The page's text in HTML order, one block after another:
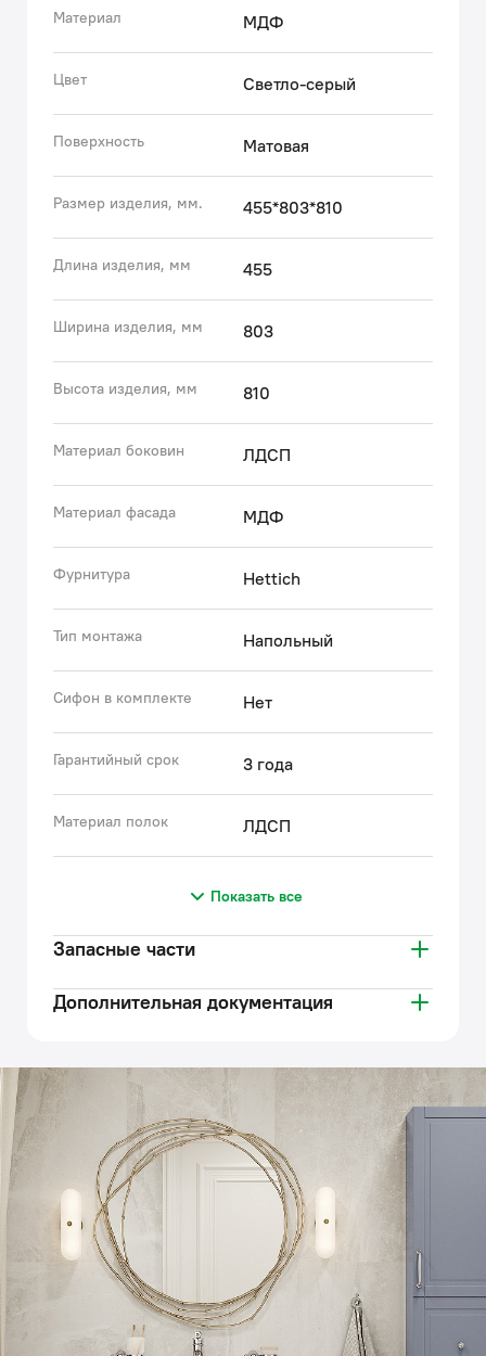
смесителей IDDIS® и смесителей в стиле ретро.
гармоничного интерьера.
• Поверхность фасадов бархатистая, приятная на
ощупь. Это ощущение создает полуматовая
полимерная эмаль с эффектом soft touch.
• Фурнитура рассчитана на 30 000 открываний – это
более 10 лет исправной работы.
(с) Авторский текст, август 2023 г.
Материал МДФ
Цвет Светло-серый
Поверхность Матовая
Размер изделия, мм. 455*803*810
Длина изделия, мм 455
Ширина изделия, мм 803
Высота изделия, мм 810
Материал боковин ЛДСП
Материал фасада МДФ
Фурнитура Hettich
Тип монтажа Напольный
Сифон в комплекте Нет
Гарантийный срок 3 года
Материал полок ЛДСП
Показать все
Запасные части
Дополнительная документация